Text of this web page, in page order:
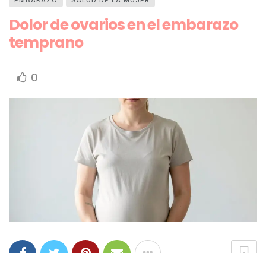
Dolor de ovarios en el embarazo
temprano
0